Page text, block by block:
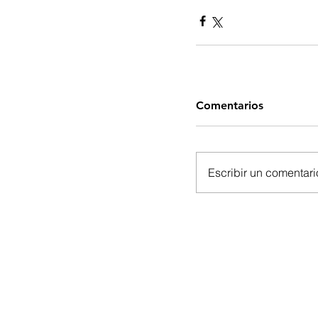
Comentarios
Escribir un